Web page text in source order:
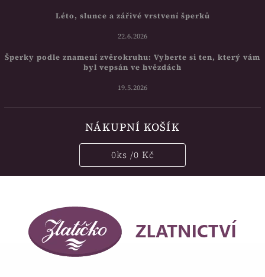
Léto, slunce a zářivé vrstvení šperků
22.6.2026
Šperky podle znamení zvěrokruhu: Vyberte si ten, který vám
byl vepsán ve hvězdách
19.5.2026
NÁKUPNÍ KOŠÍK
0ks /0 Kč